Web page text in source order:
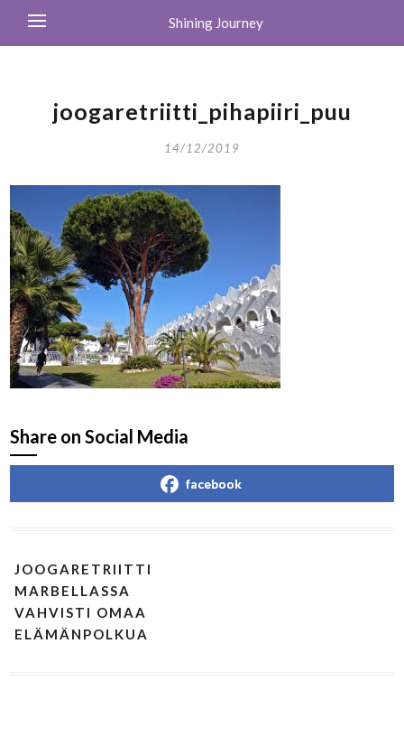
Shining Journey
joogaretriitti_pihapiiri_puu
14/12/2019
Share on Social Media
facebook
JOOGARETRIITTI
MARBELLASSA
VAHVISTI OMAA
ELÄMÄNPOLKUA